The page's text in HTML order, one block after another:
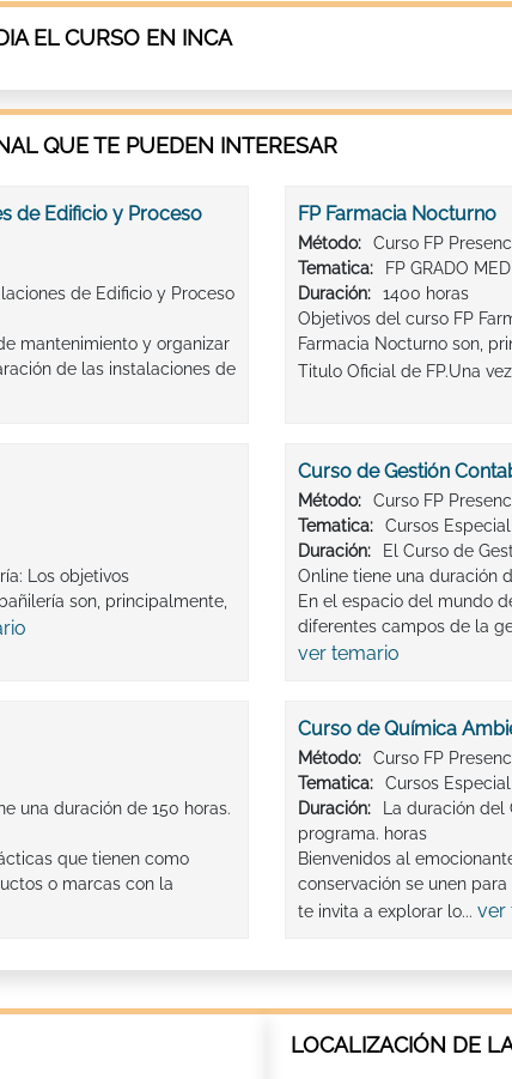
EL CURSO EN INCA
QUE TE PUEDEN INTERESAR
de Edificio y Proceso
de Edificio y Proceso
mantenimiento y organizar
de las instalaciones de
FP Farmacia Nocturno
Método:
Curso FP
Tematica:
FP GRADO
Duración:
1400 horas
Objetivos del curso FP
Farmacia Nocturno son,
Titulo Oficial de FP.Una
Los objetivos
son, principalmente,
Curso de Gestión
Método:
Curso FP
Tematica:
Cursos
Duración:
El Curso de
Online tiene una duración
En el espacio del mundo
diferentes campos de la
ver temario
una duración de 150 horas.
que tienen como
o marcas con la
Curso de Química
Método:
Curso FP
Tematica:
Cursos
Duración:
La duración del
programa. horas
Bienvenidos al
conservación se unen
te invita a explorar lo... ver
LOCALIZACIÓN DE